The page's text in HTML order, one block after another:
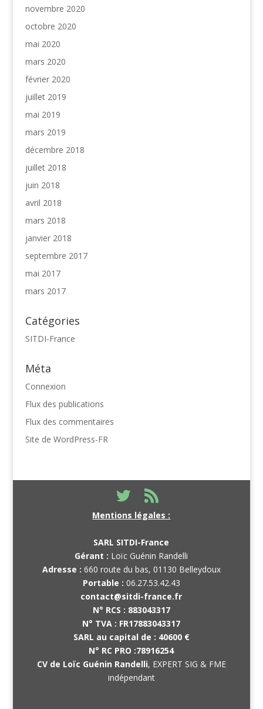
novembre 2020
octobre 2020
mai 2020
mars 2020
février 2020
juillet 2019
mai 2019
mars 2019
décembre 2018
juillet 2018
juin 2018
avril 2018
mars 2018
janvier 2018
septembre 2017
mai 2017
mars 2017
Catégories
SITDI-France
Méta
Connexion
Flux des publications
Flux des commentaires
Site de WordPress-FR
Mentions légales :
SARL SITDI-France
Gérant : Loïc Guénin Randelli
Adresse : 660 route du bas, 01130 Belleydoux
Portable : 06.27.53.42.43
contact@sitdi-france.fr
N° RCS : 883043317
N° TVA : FR17883043317
SARL au capital de : 40600 €
N° RC PRO :78916254
CV de Loïc Guénin Randelli, EXPERT SIG & FME
indépendant